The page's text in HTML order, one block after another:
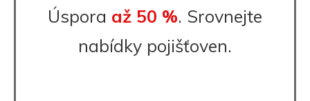
Úspora až 50 %. Srovnejte
nabídky pojišťoven.